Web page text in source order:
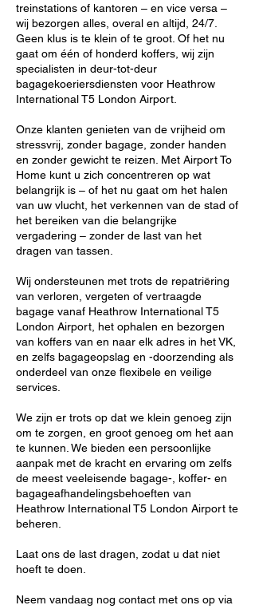
treinstations of kantoren – en vice versa –
wij bezorgen alles, overal en altijd, 24/7.
Geen klus is te klein of te groot. Of het nu
gaat om één of honderd koffers, wij zijn
specialisten in deur-tot-deur
bagagekoeriersdiensten voor Heathrow
International T5 London Airport.
Onze klanten genieten van de vrijheid om
stressvrij, zonder bagage, zonder handen
en zonder gewicht te reizen. Met Airport To
Home kunt u zich concentreren op wat
belangrijk is – of het nu gaat om het halen
van uw vlucht, het verkennen van de stad of
het bereiken van die belangrijke
vergadering – zonder de last van het
dragen van tassen.
Wij ondersteunen met trots de repatriëring
van verloren, vergeten of vertraagde
bagage vanaf Heathrow International T5
London Airport, het ophalen en bezorgen
van koffers van en naar elk adres in het VK,
en zelfs bagageopslag en -doorzending als
onderdeel van onze flexibele en veilige
services.
We zijn er trots op dat we klein genoeg zijn
om te zorgen, en groot genoeg om het aan
te kunnen. We bieden een persoonlijke
aanpak met de kracht en ervaring om zelfs
de meest veeleisende bagage-, koffer- en
bagageafhandelingsbehoeften van
Heathrow International T5 London Airport te
beheren.
Laat ons de last dragen, zodat u dat niet
hoeft te doen.
Neem vandaag nog contact met ons op via